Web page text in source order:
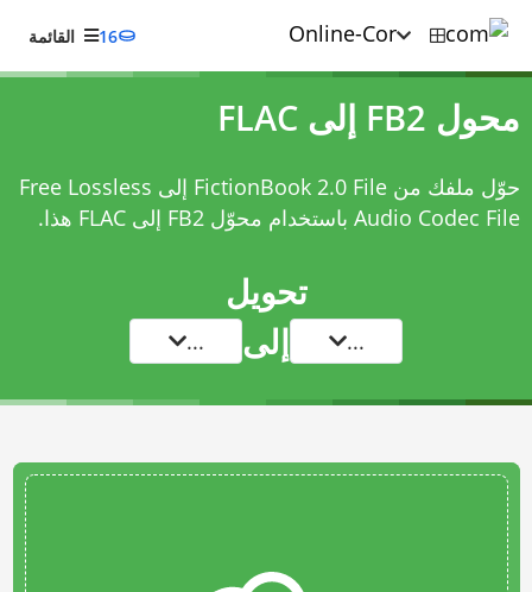
16 القائمة
محول FB2 إلى FLAC
حوّل ملفك من FictionBook 2.0 File إلى Free Lossless
Audio Codec File باستخدام
محوّل FB2 إلى FLAC هذا.
تحويل
... إلى ...